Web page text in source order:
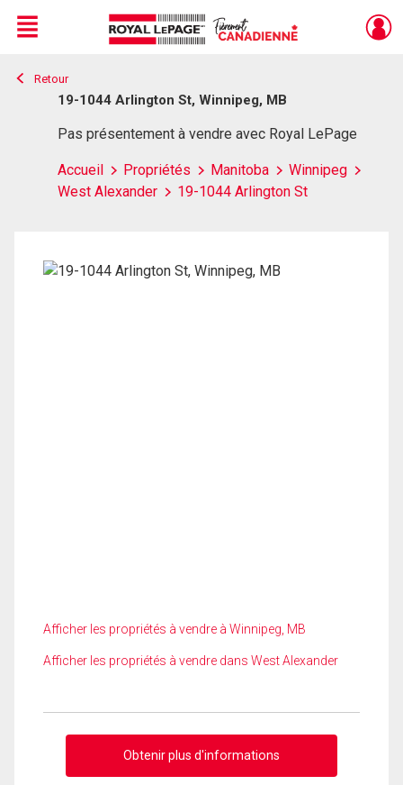
Live
En Direct
Menu
Retour
19-1044 Arlington St, Winnipeg, MB
Pas présentement à vendre avec Royal LePage
Accueil Propriétés Manitoba
Winnipeg
West Alexander
19-1044 Arlington St
Afficher les propriétés à vendre à Winnipeg, MB
Afficher les propriétés à vendre dans West Alexander
Obtenir plus d'informations